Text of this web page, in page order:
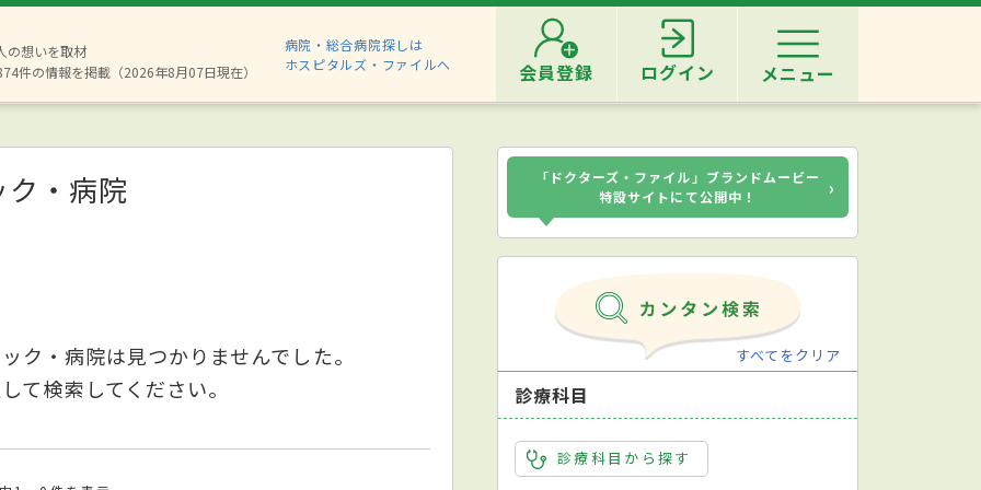
の想いを取材
件の情報を掲載（2026年8月07日現在）
病院・総合病院探しは
ホスピタルズ・ファイルへ
会員登録 ログイン メニュー
・病院
ク・病院は見つかりませんでした。
て検索してください。
「ドクターズ・ファイル」ブランドムービー
特設サイトにて公開中！
›
すべてをクリア
診療科目
診療科目から探す